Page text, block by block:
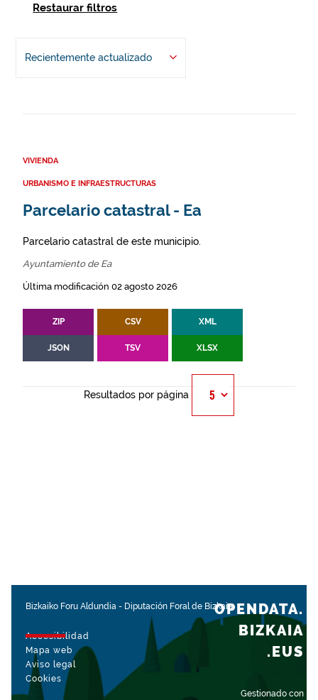
Restaurar filtros
Recientemente actualizado
VIVIENDA
URBANISMO E INFRAESTRUCTURAS
Parcelario catastral - Ea
Parcelario catastral de este municipio.
Ayuntamiento de Ea
Última modificación 02 agosto 2026
ZIP CSV XML
JSON TSV XLSX
Resultados por página
Bizkaiko Foru Aldundia - Diputación Foral de Bizkaia
Accesibilidad
Mapa web
Aviso legal
Cookies
Gestionado con
OPENDATA.
BIZKAIA
.EUS